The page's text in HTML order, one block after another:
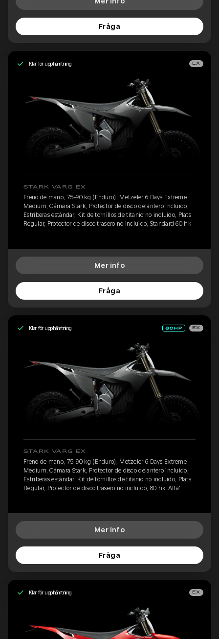
Fråga
Klar för upphämtning EX
STARK VARG EX
Freno de mano, 75-90 kg (Enduro), Metzeler 6 Days Extreme
Medium, Cámara Stark, Protector de disco delantero incluido,
Estriberas estándar, Kit de tornillos de titanio no incluido, Plats
Regular, Protector de disco trasero no incluido, Standard 60 hk
Mer info
Fråga
Klar för upphämtning EX
STARK VARG EX
Freno de mano, 75-90 kg (Enduro), Metzeler 6 Days Extreme
Medium, Cámara Stark, Protector de disco delantero incluido,
Estriberas estándar, Kit de tornillos de titanio no incluido, Plats
Regular, Protector de disco trasero no incluido, 80 hk 'Alfa'
Mer info
Fråga
Klar för upphämtning EX